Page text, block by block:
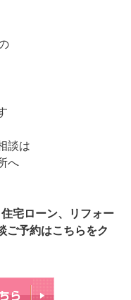
談は
へ
宅ローン、リフォー
ご予約はこちらをク